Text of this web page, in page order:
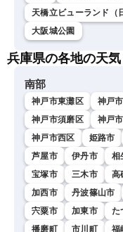
天橋立ビューランド（
大阪城公園
兵庫県の各地の天気
南部
神戸市東灘区 神戸
神戸市須磨区
神戸
神戸市西区
姫路市
芦屋市
伊丹市 相
宝塚市
三木市 高
加西市
丹波篠山市
宍粟市
加東市 た
播磨町
市川町 福